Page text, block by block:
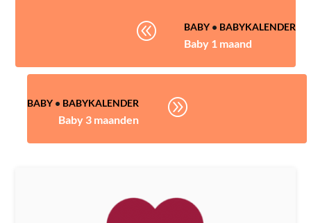
@ BABY• BABYKALENDER
Baby 1 maand
BABY• BABYKALENDER
Baby 3 maanden
A